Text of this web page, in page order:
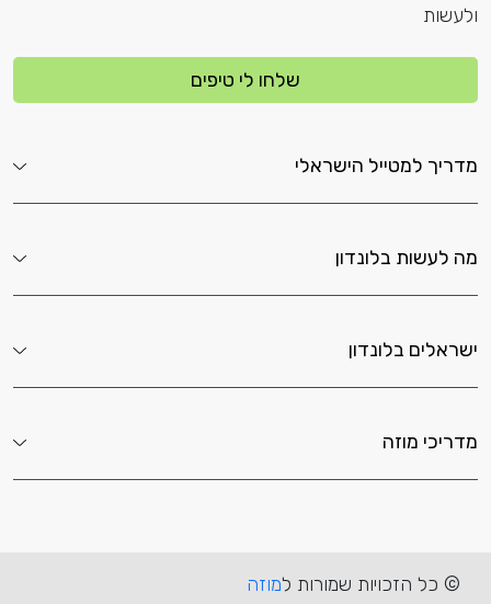
ולעשות
שלחו לי טיפים
מדריך למטייל הישראלי
מה לעשות בלונדון
ישראלים בלונדון
מדריכי מוזה
© כל הזכויות שמורות למוזה